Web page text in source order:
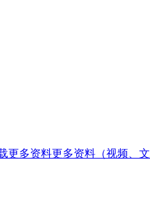
更多资料更多资料（视频、